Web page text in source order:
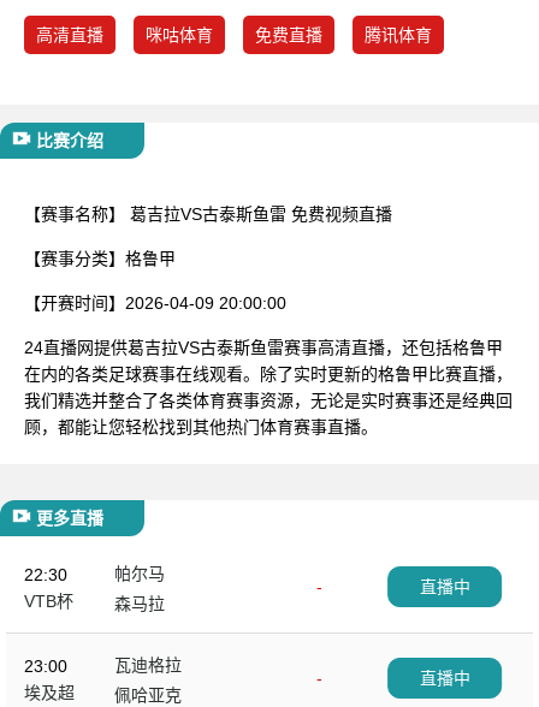
高清直播 咪咕体育 免费直播 腾讯体育
比赛介绍
【赛事名称】 葛吉拉VS古泰斯鱼雷 免费视频直播
【赛事分类】 格鲁甲
【开赛时间】 2026-04-09 20:00:00
24直播网提供葛吉拉VS古泰斯鱼雷赛事高清直播，还包括格鲁甲
在内的各类足球赛事在线观看。除了实时更新的格鲁甲比赛直播，
我们精选并整合了各类体育赛事资源，无论是实时赛事还是经典回
顾，都能让您轻松找到其他热门体育赛事直播。
更多直播
22:30
VTB杯
帕尔马
-
森马拉
直播中
23:00
埃及超
瓦迪格拉
-
佩哈亚克
直播中